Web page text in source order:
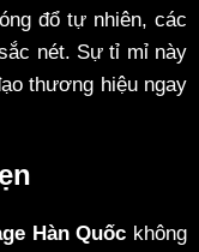
đổ tự nhiên, các
nét. Sự tỉ mỉ này
thương hiệu ngay
Hàn Quốc không